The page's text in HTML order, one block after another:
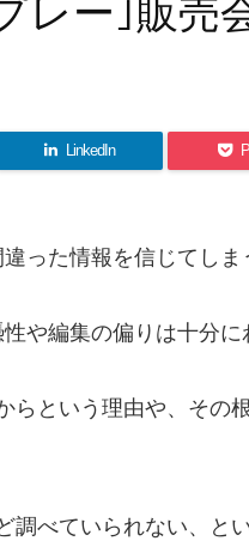
ー｣販売
LinkedIn
った情報を信じてしま
や編集の偏りは十分に
という理由や、その
べていられない、と